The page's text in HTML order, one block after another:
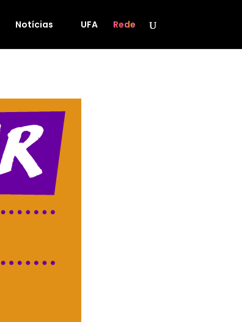
Notícias UFA Rede